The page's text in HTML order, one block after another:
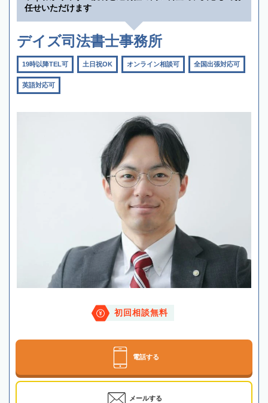
任せいただけます
デイズ司法書士事務所
19時以降TEL可 土日祝OK オンライン相談可 全国出張対応可
英語対応可
初回相談無料
電話する
メールする